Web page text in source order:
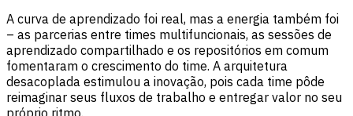
A curva de aprendizado foi real, mas a energia também foi
– as parcerias entre times multifuncionais, as sessões de
aprendizado compartilhado e os repositórios em comum
fomentaram o crescimento do time. A arquitetura
desacoplada estimulou a inovação, pois cada time pôde
reimaginar seus fluxos de trabalho e entregar valor no seu